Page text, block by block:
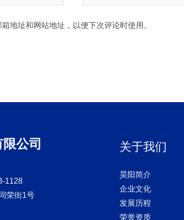
子
地址和网站地址，以便下次评论时使用。
公司
1128
荣街1号
关于我们
昊阳简介
企业文化
发展历程
荣誉资质